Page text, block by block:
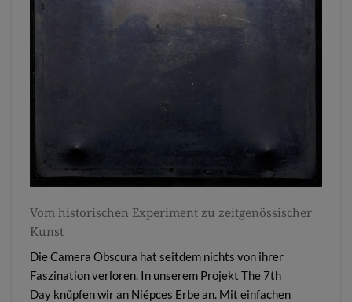
Vom historischen Experiment zu zeitgenössischer
Kunst
Die Camera Obscura hat seitdem nichts von ihrer
Faszination verloren. In unserem Projekt The 7th
Dayknüpfen wir an Niépces Erbe an. Mit einfachen